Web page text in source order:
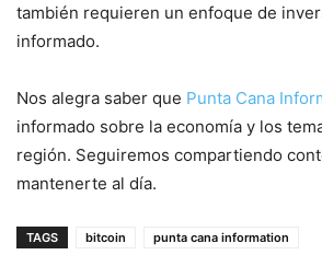
también requieren un enfoque de
informado.
Nos alegra saber que Punta Cana
informado sobre la economía y los
región. Seguiremos compartiendo
mantenerte al día.
TAGS bitcoin punta cana information